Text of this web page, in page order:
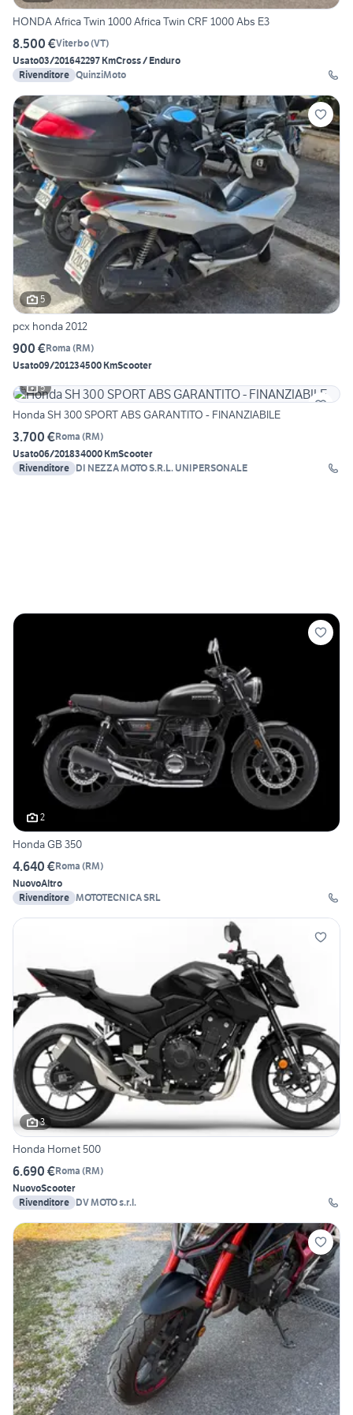
HONDA Africa Twin 1000 Africa Twin CRF 1000 Abs E3
8.500 €Viterbo(VT)
Usato03/201642297 KmCross / Enduro
Rivenditore QuinziMoto
5
pcx honda 2012
900 €Roma (RM)
Usato09/201234500 KmScooter
5
Honda SH 300 SPORT ABS GARANTITO - FINANZIABILE
3.700 €Roma (RM)
Usato06/201834000 KmScooter
Rivenditore DI NEZZA MOTO S.R.L. UNIPERSONALE
2
Honda GB 350
4.640 €Roma (RM)
NuovoAltro
Rivenditore MOTOTECNICA SRL
3
Honda Hornet 500
6.690 €Roma (RM)
NuovoScooter
Rivenditore DV MOTO s.r.l.